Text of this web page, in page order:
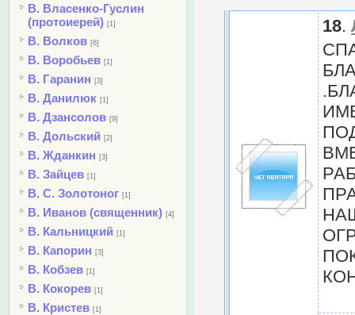
В. Власенко-Гуслин
(протоиерей) [1]
В. Волков [6]
В. Воробьев [1]
В. Гаранин [3]
В. Данилюк [1]
В. Дзансолов [9]
В. Дольский [2]
В. Жданкин [3]
В. Зайцев [1]
В. С. Золотоног [1]
В. Иванов (священник) [4]
В. Кальницкий [1]
В. Капорин [3]
В. Кобзев [1]
В. Кокорев [1]
В. Кристев [1]
18.